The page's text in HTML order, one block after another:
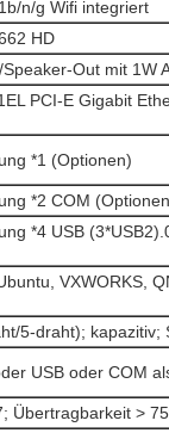
n/g Wifi integriert
HD
Out mit 1W
PCI-E Gigabit
*1 (Optionen)
*2 COM
*4 USB
VXWORKS,
5-draht); kapazitiv;
USB oder COM
Übertragbarkeit >